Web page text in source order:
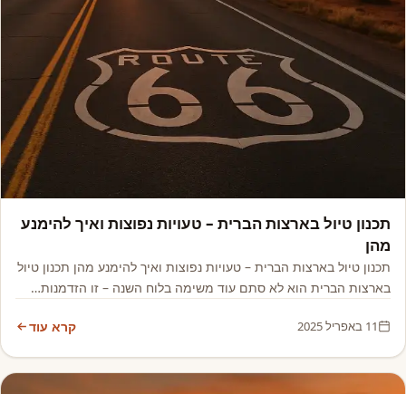
תכנון טיול בארצות הברית – טעויות נפוצות ואיך להימנע
מהן
תכנון טיול בארצות הברית – טעויות נפוצות ואיך להימנע מהן תכנון טיול
בארצות הברית הוא לא סתם עוד משימה בלוח השנה – זו הזדמנות…
11 באפריל 2025 קרא עוד